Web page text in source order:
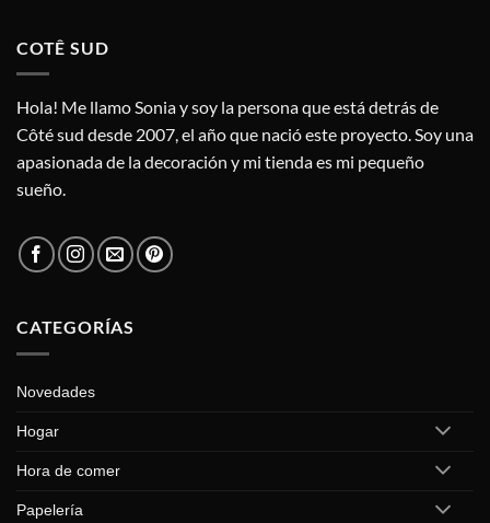
opciones
se
elegir
página
de
se
pueden
elegir
COTÊ SUD
Hola! Me llamo Sonia y soy la persona que está detrás de
Côté sud desde 2007, el año que nació este proyecto. Soy una
apasionada de la decoración y mi tienda es mi pequeño
sueño.
CATEGORÍAS
Novedades
Hogar
Hora de comer
Papelería